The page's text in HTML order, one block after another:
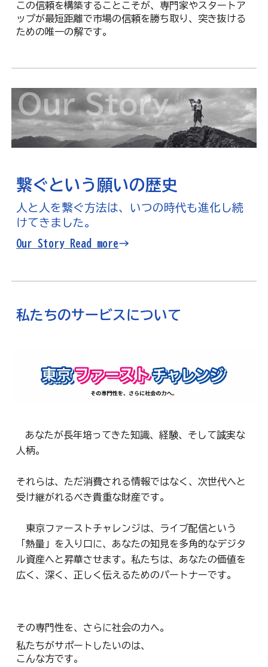
この信頼を構築することこそが、専門家やスタートア
ップが最短距離で市場の信頼を勝ち取り、突き抜ける
ための唯一の解です。
繋ぐという願いの歴史
人と人を繋ぐ方法は、いつの時代も進化し続
けてきました。
Our Story Read more→
私たちのサービスについて
あなたが長年培ってきた知識、経験、そして誠実な
人柄。
それらは、ただ消費される情報ではなく、次世代へと
受け継がれるべき貴重な財産です。
東京ファーストチャレンジは、ライブ配信という
「熱量」を入り口に、あなたの知見を多角的なデジタ
ル資産へと昇華させます。私たちは、あなたの価値を
広く、深く、正しく伝えるためのパートナーです。
その専門性を、さらに社会の力へ。
私たちがサポートしたいのは、
こんな方です。